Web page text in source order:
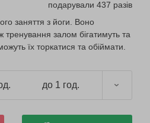
подарували 437 разів
заняття з йоги. Воно
залом бігатимуть та
їх торкатися та обіймати.
до 1 год.